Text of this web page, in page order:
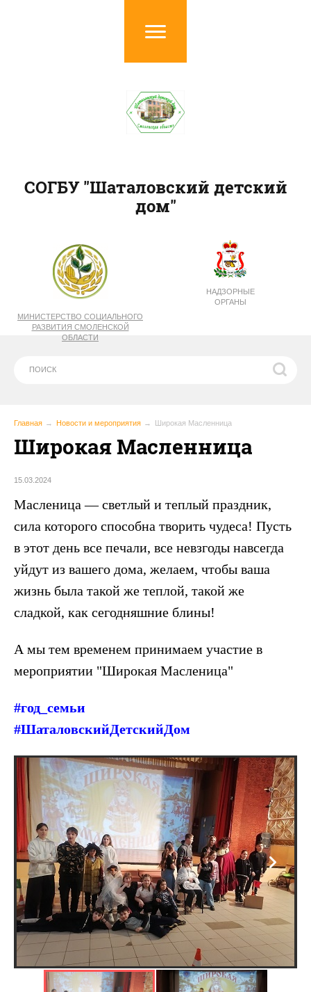
МИНИСТЕРСТВО СОЦИАЛЬНОГО
РАЗВИТИЯ СМОЛЕНСКОЙ
ОБЛАСТИ
НАДЗОРНЫЕ
ОРГАНЫ
СОГБУ "Шаталовский детский
дом"
Главная Новости и мероприятия Широкая Масленница
Широкая Масленница
15.03.2024
Масленица — светлый и теплый праздник,
сила которого способна творить чудеса! Пусть
в этот день все печали, все невзгоды навсегда
уйдут из вашего дома, желаем, чтобы ваша
жизнь была такой же теплой, такой же
сладкой, как сегодняшние блины!
А мы тем временем принимаем участие в
мероприятии "Широкая Масленица"
#год_семьи
#ШаталовскийДетскийДом